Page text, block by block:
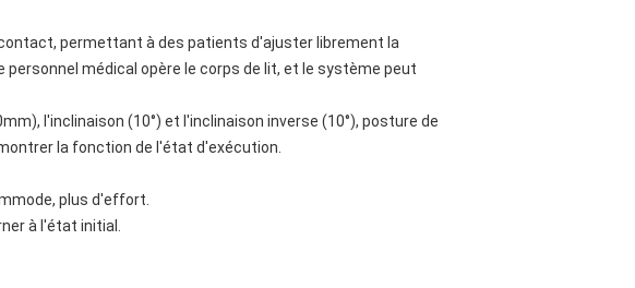
permettant à des patients d'ajuster librement la
personnel médical opère le corps de lit, et le système peut
l'inclinaison (10°) et l'inclinaison inverse (10°), posture de
la fonction de l'état d'exécution.
plus d'effort.
à l'état initial.